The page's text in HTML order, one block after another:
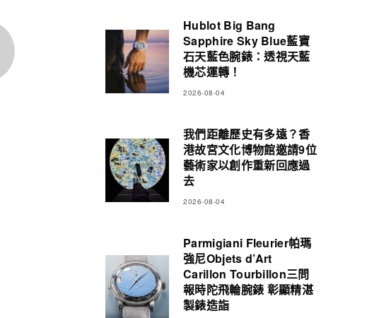
Hublot Big Bang
Sapphire Sky Blue藍寶
石天藍色腕錶：透視天藍
機芯運轉！
2026-08-04
我們距離歷史有多遠？香
港故宮文化博物館邀請9位
藝術家以創作重新回應過
去
2026-08-04
Parmigiani Fleurier帕瑪
強尼Objets d’Art
Carillon Tourbillon三問
報時陀飛輪腕錶 彰顯精湛
製錶造詣